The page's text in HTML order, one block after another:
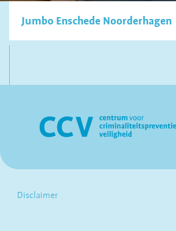
Jumbo Enschede Noorderhagen
Disclaimer